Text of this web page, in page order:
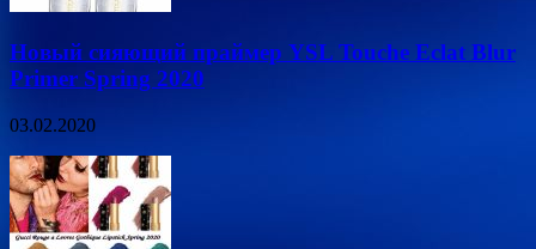
Новый сияющий праймер YSL Touche Eclat Blur
Primer Spring 2020
03.02.2020